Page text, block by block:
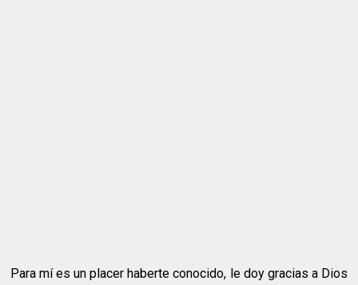
Para mí es un placer haberte conocido, le doy gracias a Dios